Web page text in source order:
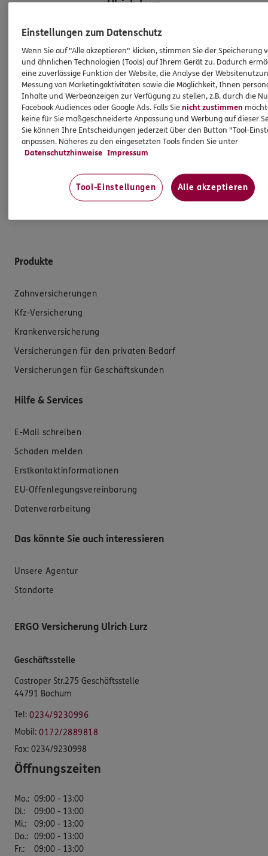
Ulrich Lurz
ulrich.lurz@ergo.de
Mobil: 0172/2889818
Damit Sie Ihre Zukunft optimistisch gestalten können:
wir beraten Sie gerne rund um Versicherungen und
Vorsorge. Oder treffen Sie uns persönlich
So erreichen Sie uns
Produkte
Zahnversicherungen
Kfz-Versicherung
Krankenversicherung
Versicherungen für den privaten Bedarf
Versicherungen für Geschäftskunden
Hilfe & Services
E-Mail schreiben
Schaden melden
Erstkontaktinformationen
EU-Offenlegungsvereinbarung
Datenverarbeitung
Das könnte Sie auch interessieren
Unsere Agentur
Standorte
ERGO Versicherung Ulrich Lurz
Geschäftsstelle
Castroper Str.275 Geschäftsstelle
44791 Bochum
Tel: 0234/9230996
Mobil: 0172/2889818
Fax: 0234/9230998
Öffnungszeiten
Mo.: 09:00 - 13:00
Di.:
09:00 - 13:00
Mi.:
09:00 - 13:00
Do.: 09:00 - 13:00
Fr.:
09:00 - 13:00
Einstellungen zum Datenschutz
Wenn Sie auf "Alle akzeptieren" klicken, stimmen Sie der Speicherung
und ähnlichen Technologien (Tools) auf Ihrem Gerät zu. Dadurch
eine zuverlässige Funktion der Website, die Analyse der
Messung von Marketingaktivitäten sowie die Möglichkeit, Ihnen
Inhalte und Werbeanzeigen zur Verfügung zu stellen, z.B. durch die
Facebook Audiences oder Google Ads. Falls Sienicht zustimmen
keine für Sie maßgeschneiderte Anpassung und Werbung auf dieser
Sie können Ihre Entscheidungen jederzeit über den Button "Tool-
anpassen. Näheres zu den eingesetzten Tools finden Sie unter
Datenschutzhinweise Impressum
Tool-Einstellungen Alle akzeptieren